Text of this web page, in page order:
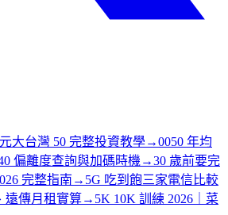
大台灣 50 完整投資教學→0050 年均
偏離度查詢與加碼時機 →30 歲前要完
完整指南 → 5G 吃到飽三家電信比較
遠傳月租實算→ 5K 10K 訓練 2026｜菜